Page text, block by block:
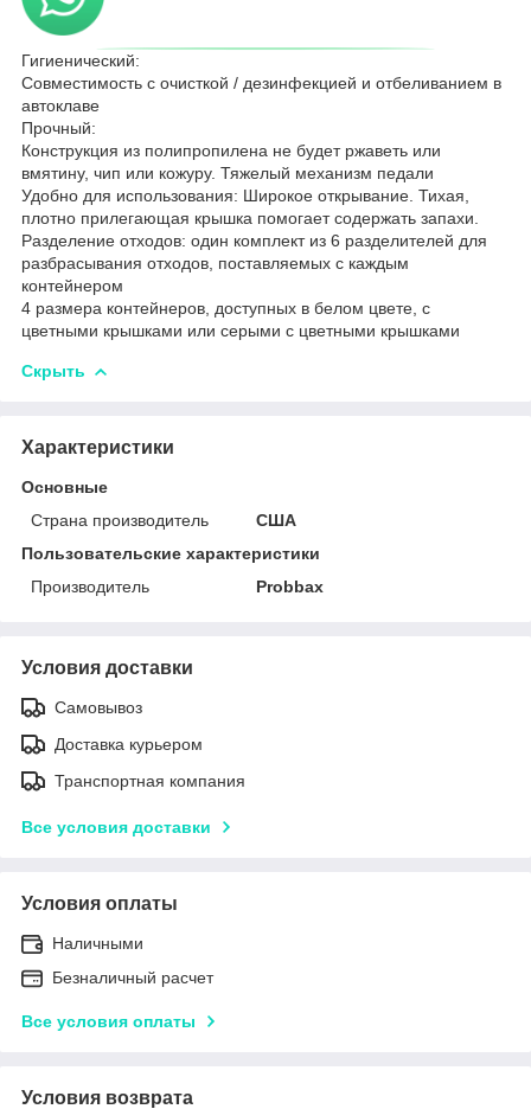
Гигиенический:
Совместимость с очисткой / дезинфекцией и отбеливанием в
автоклаве
Прочный:
Конструкция из полипропилена не будет ржаветь или
вмятину, чип или кожуру. Тяжелый механизм педали
Удобно для использования: Широкое открывание. Тихая,
плотно прилегающая крышка помогает содержать запахи.
Разделение отходов: один комплект из 6 разделителей для
разбрасывания отходов, поставляемых с каждым
контейнером
4 размера контейнеров, доступных в белом цвете, с
цветными крышками или серыми с цветными крышками
Скрыть
Характеристики
Основные
Страна производитель
США
Пользовательские характеристики
Производитель
Probbax
Условия доставки
Самовывоз
Доставка курьером
Транспортная компания
Все условия доставки
Условия оплаты
Наличными
Безналичный расчет
Все условия оплаты
Условия возврата